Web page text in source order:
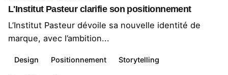
L'Institut Pasteur clarifie son positionnement
L’Institut Pasteur dévoile sa nouvelle identité de
marque, avec l’ambition...
Design Positionnement Storytelling